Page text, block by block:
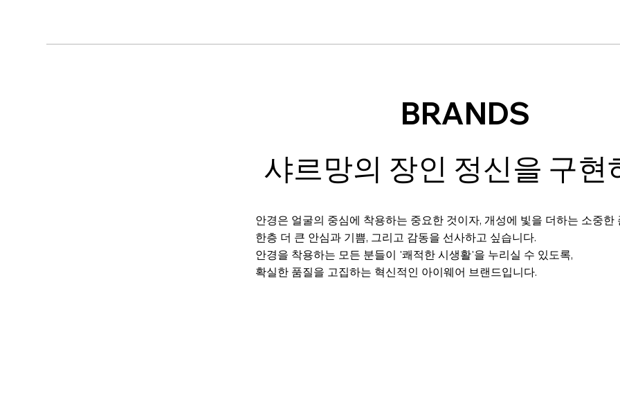
BRANDS
샤르망의 장인 정신을 구현
안경은 얼굴의 중심에 착용하는 중요한 것이자, 개성에 빛을 더하는 소중한
한층 더 큰 안심과 기쁨, 그리고 감동을 선사하고 싶습니다.
안경을 착용하는 모든 분들이 '쾌적한 시생활'을 누리실 수 있도록,
확실한 품질을 고집하는 혁신적인 아이웨어 브랜드입니다.